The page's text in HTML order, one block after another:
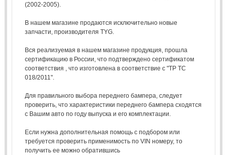
(2002-2005).
В нашем магазине продаются исключительно новые
запчасти, производителя TYG.
Вся реализуемая в нашем магазине продукция, прошла
сертификацию в России, что подтверждено сертификатом
соответствия , что изготовлена в соответствие с "ТР ТС
018/2011".
Для правильного выбора переднего бампера, следует
проверить, что характеристики переднего бампера сходятся
с Вашим авто по году выпуска и его комплектации.
Если нужна дополнительная помощь с подбором или
требуется проверить применимость по VIN номеру, то
получить ее можно обратившись